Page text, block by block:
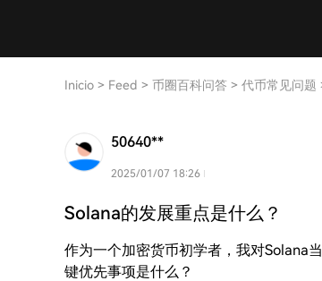
Inicio > Feed > 币圈百科问答 > 代币常见问题
50640**
2025/01/07 18:26
Solana的发展重点是什么？
作为一个加密货币初学者，我对Solana
键优先事项是什么？